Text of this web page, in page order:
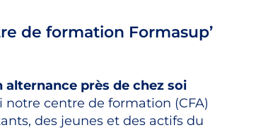
de formation Formasup’
près de chez soi
centre de formation (CFA)
des jeunes et des actifs du